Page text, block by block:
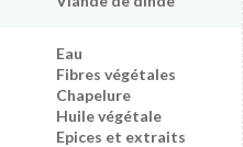
Eau
Fibres végétales
Chapelure
Huile végétale
Epices et extraits